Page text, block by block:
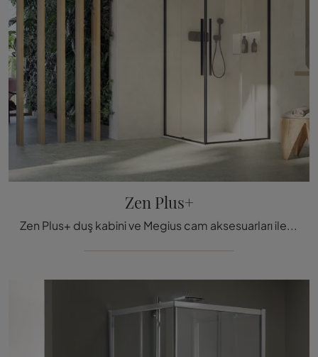
Zen Plus+
Zen Plus+ duş kabini ve Megius cam aksesuarları ile modern wellness odasını mükemmel şekilde döşe.